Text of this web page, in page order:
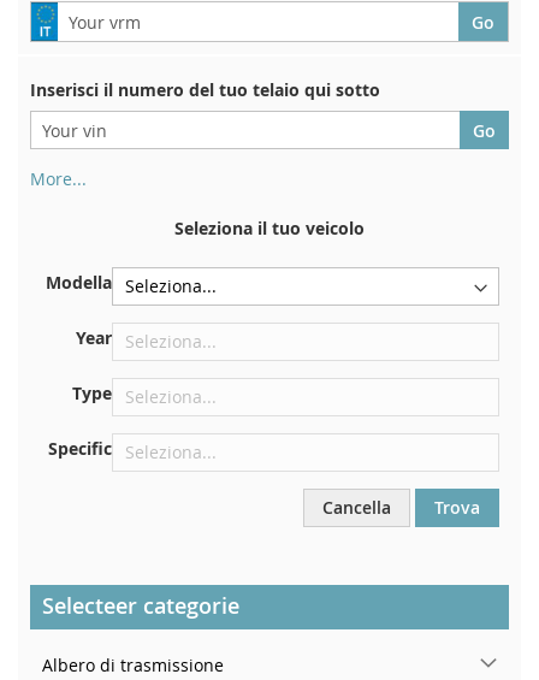
Inserisci il numero del tuo telaio qui sotto
More...
immatricolazione. E anche in macchina
Sulla piastra inferiore del sedile anteriore destro
Centrare contro la paratia sotto il cofano
Proprio nel vano motore
Nel montante della portiera posteriore destra
Seleziona il tuo veicolo
Modella
Year
Type
Specific
Cancella Trova
Selecteer categorie
Albero di trasmissione